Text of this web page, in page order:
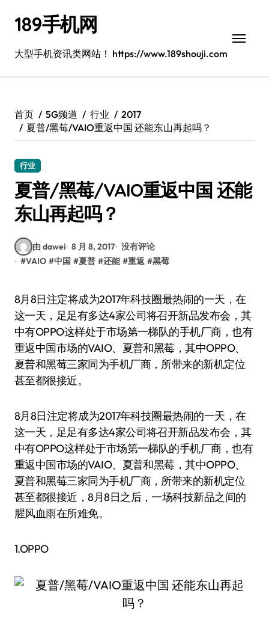
189手机网
大型手机资讯类网站！ https://www.189shouji.com
首页 5G频道 行业
2017
夏普/黑莓/VAIO重返中国 还能东山再起吗？
行业
夏普/黑莓/VAIO重返中国 还能
东山再起吗？
由 dawei 8 月 8, 2017 没有评论
#VAIO #中国 #夏普 #还能 #重返 #黑莓
8月8日注定将成为2017年科技圈最热闹的一天，在
这一天，足足有多达4家公司将召开新品发布会，其
中有OPPO这样处于市场第一梯队的手机厂商，也有
重返中国市场的VAIO、夏普和黑莓，其中OPPO、
夏普和黑莓三家同为手机厂商，所带来的新机定位
甚至都很接近。
8月8日注定将成为2017年科技圈最热闹的一天，在
这一天，足足有多达4家公司将召开新品发布会，其
中有OPPO这样处于市场第一梯队的手机厂商，也有
重返中国市场的VAIO、夏普和黑莓，其中OPPO、
夏普和黑莓三家同为手机厂商，所带来的新机定位
甚至都很接近，8月8日之后，一场科技新品之间的
腥风血雨在所难免。
1.OPPO